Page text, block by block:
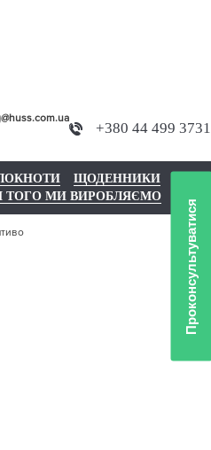
+380 44 499 3731
ЩОДЕННИКИ
ТОГО МИ ВИРОБЛЯЄМО
Проконсультуватися